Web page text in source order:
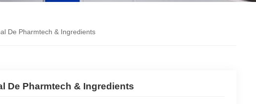
De Pharmtech & Ingredients
De Pharmtech & Ingredients